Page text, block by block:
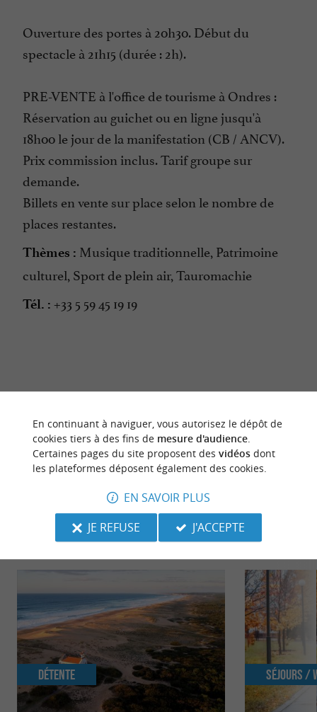
Ouverture des portes à 20h30. Début du
spectacle à 21h15 (durée : 2h).
PRE-VENTE à l'office de tourisme à Ondres :
Réservation au guichet ou en ligne jusqu'à
18h00 le jour de la manifestation (CB / ANCV).
Prix commission inclus. Tarif groupe sur
demande.
Billets en vente sur place selon le nombre de
places restantes.
Thèmes : Musique traditionnelle, Patrimoine
culturel, Sport de plein air, Tauromachie
Tél. : +33 5 59 45 19 19
Source :Sirtaqui-Crédit photo :AlainCaliot -
NC-ND 4.0
NOUS AVONS TESTÉPOUR VOUS
Détente Séjours /
En continuant à naviguer, vous autorisez le dépôt de
cookies tiers à des fins de mesure d'audience.
Certaines pages du site proposent des vidéosdont
les plateformes déposent également des cookies.
EN SAVOIR PLUS
JE REFUSE
J'ACCEPTE